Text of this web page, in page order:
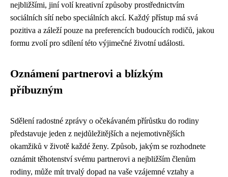
nejbližšími, jiní volí kreativní způsoby prostřednictvím
sociálních sítí nebo speciálních akcí. Každý přístup má svá
pozitiva a záleží pouze na preferencích budoucích rodičů, jakou
formu zvolí pro sdílení této výjimečné životní události.
Oznámení partnerovi a blízkým
příbuzným
Sdělení radostné zprávy o očekávaném přírůstku do rodiny
představuje jeden z nejdůležitějších a nejemotivnějších
okamžiků v životě každé ženy. Způsob, jakým se rozhodnete
oznámit těhotenství svému partnerovi a nejbližším členům
rodiny, může mít trvalý dopad na vaše vzájemné vztahy a